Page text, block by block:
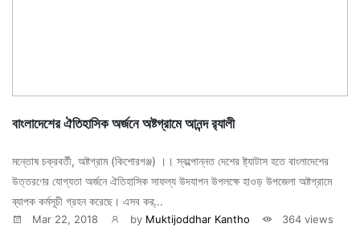
বাংলাদেশের ঐতিহাসিক অর্জনে অষ্টগ্রামে আনন্দ র‌্যালী
মন্তোষ চক্রবর্তী, অষ্টগ্রাম (কিশোরগঞ্জ) ।। স্বল্পোন্নত দেশের ষ্ট্যাটাস হতে বাংলাদেশের
উত্তরণের যোগ্যতা অর্জনে ঐতিহাসিক সাফল্য উদযাপন উপলক্ষে হাওড় উপজেলা অষ্টগ্রামে
ব্যাপক কর্মসূচী গ্রহন করেছে। এসব কর্...
Mar 22, 2018 by Muktijoddhar Kantho 364 views